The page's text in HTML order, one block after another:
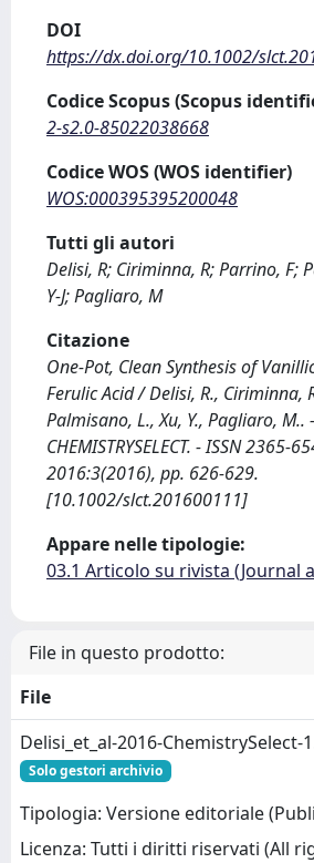
DOI
https://dx.doi.org/10.1002/
Codice Scopus (Scopus
2-s2.0-85022038668
Codice WOS (WOS identifier)
WOS:000395395200048
Tutti gli autori
Delisi, R; Ciriminna, R; Parrino, F;
Y-J; Pagliaro, M
Citazione
One-Pot, Clean Synthesis of
Ferulic Acid / Delisi, R., Ciriminna,
Palmisano, L., Xu, Y., Pagliaro, M..
CHEMISTRYSELECT. - ISSN 2365-
2016:3(2016), pp. 626-629.
[10.1002/slct.201600111]
Appare nelle tipologie:
03.1 Articolo su rivista (Journal
File in questo prodotto:
File
Delisi_et_al-2016-ChemistrySelect-
Solo gestori archivio
Tipologia: Versione editoriale
Licenza: Tutti i diritti riservati (All